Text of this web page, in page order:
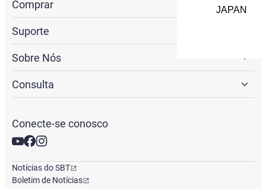
Comprar
Suporte
Sobre Nós
Consulta
Conecte-se conosco
Notícias do SBT
Boletim de Notícias